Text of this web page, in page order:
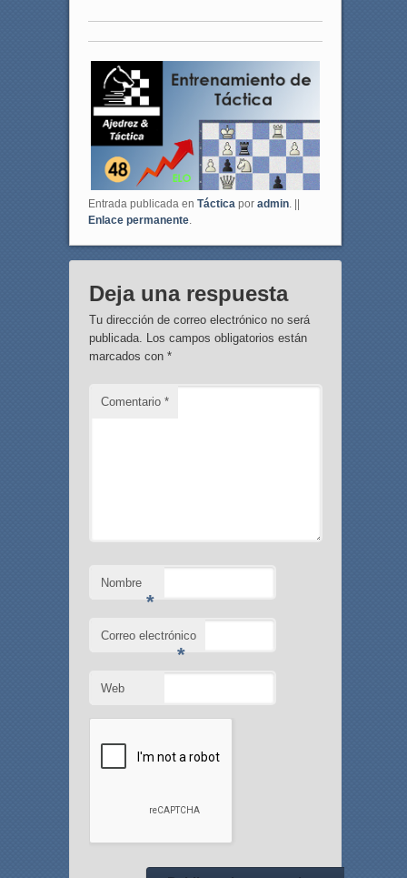
Entrada publicada en Táctica por admin. ||
Enlace permanente.
Deja una respuesta
Tu dirección de correo electrónico no será
publicada.
Los campos obligatorios están
marcados con *
Comentario *
Nombre
*
Correo electrónico
*
Web